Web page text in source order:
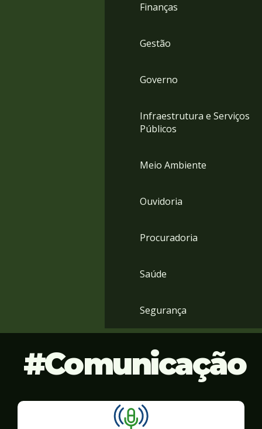
Finanças
Gestão
Governo
Infraestrutura e Serviços
Públicos
Meio Ambiente
Ouvidoria
Procuradoria
Saúde
Segurança
Comunicação